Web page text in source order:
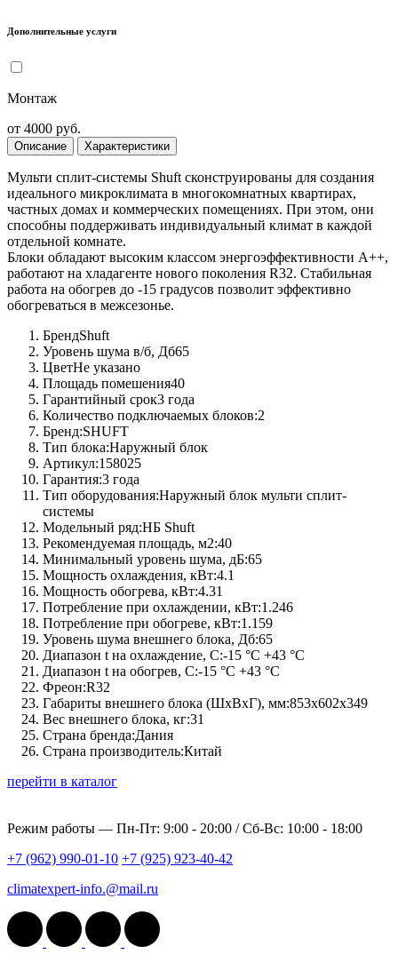
Дополнительные услуги
Монтаж
от 4000 руб.
Описание Характеристики
Мульти сплит-системы Shuft сконструированы для создания
идеального микроклимата в многокомнатных квартирах,
частных домах и коммерческих помещениях. При этом, они
способны поддерживать индивидуальный климат в каждой
отдельной комнате.
Блоки обладают высоким классом энергоэффективности А++,
работают на хладагенте нового поколения R32. Стабильная
работа на обогрев до -15 градусов позволит эффективно
обогреваться в межсезонье.
БрендShuft
Уровень шума в/б, Дб65
ЦветНе указано
Площадь помешения40
Гарантийный срок3 года
Количество подключаемых блоков:2
Бренд:SHUFT
Тип блока:Наружный блок
Артикул:158025
Гарантия:3 года
Тип оборудования:Наружный блок мульти сплит-
системы
Модельный ряд:НБ Shuft
Рекомендуемая площадь, м2:40
Минимальный уровень шума, дБ:65
Мощность охлаждения, кВт:4.1
Мощность обогрева, кВт:4.31
Потребление при охлаждении, кВт:1.246
Потребление при обогреве, кВт:1.159
Уровень шума внешнего блока, Дб:65
Диапазон t на охлаждение, C:-15 °С +43 °С
Диапазон t на обогрев, C:-15 °С +43 °С
Фреон:R32
Габариты внешнего блока (ШхВхГ), мм:853х602х349
Вес внешнего блока, кг:31
Страна бренда:Дания
Страна производитель:Китай
перейти в каталог
Режим работы — Пн-Пт: 9:00 - 20:00 / Сб-Вс: 10:00 - 18:00
+7 (962) 990-01-10 +7 (925) 923-40-42
climatexpert-info.@mail.ru